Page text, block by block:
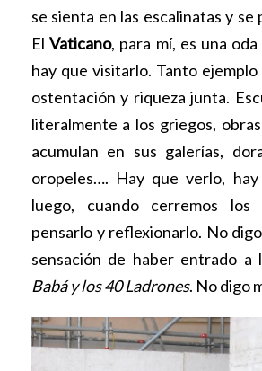
se sienta en las escalinatas y se
ElVaticano, para mí, es una
hay que visitarlo. Tanto
ostentación y riqueza junta.
literalmente a los griegos,
acumulan en sus galerías,
oropeles…. Hay que verlo,
luego, cuando cerremos
pensarlo y reflexionarlo. No digo
sensación de haber entrado a
Babá y los 40 Ladrones. No digo